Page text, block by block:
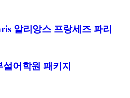
알리앙스 프랑세즈 파리
어학원 패키지